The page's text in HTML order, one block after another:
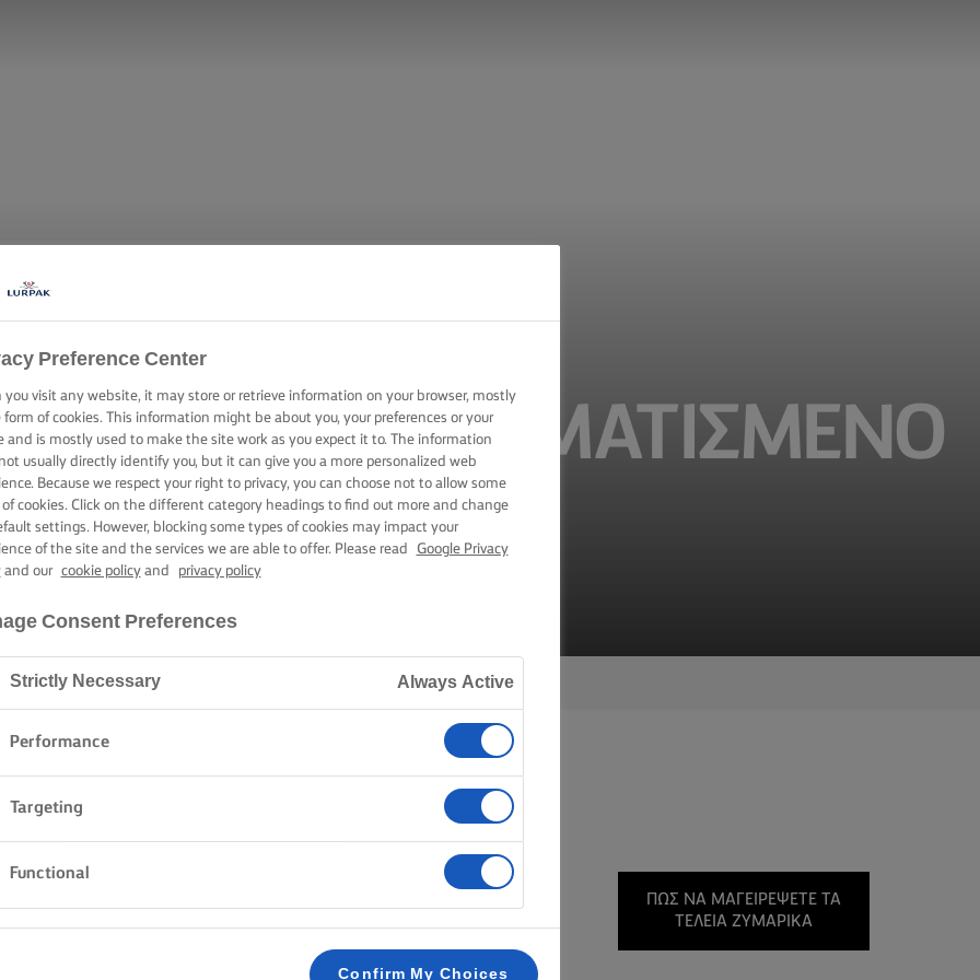
ΒΟΎΤΥΡΟ ΑΡΩΜΑΤΙΣΜΈΝΟ
ΦΑΣΚΌΜΗΛΟ
Home Συνταγές Ζυμαρικά με Βούτυρο Αρωματισμένο με Φασκόμηλο
ΜΈΘΟΔΟΣ
Βράζουμε τα ριγκατόνι σε αλατισμένο νερό για 8-9
λεπτά ή μέχρι να γίνουν αλ ντέντε.
ΠΏΣ ΝΑ ΜΑΓΕΙΡΈΨΕΤΕ ΤΑ
ΤΈΛΕΙΑ ΖΥΜΑΡΙΚΆ
Preference Center
you visit any website, it may store or retrieve information on your browser, mostly
of cookies. This information might be about you, your preferences or your
and is mostly used to make the site work as you expect it to. The information
usually directly identify you, but it can give you a more personalized web
Because we respect your right to privacy, you can choose not to allow some
cookies. Click on the different category headings to find out more and change
settings. However, blocking some types of cookies may impact your
of the site and the services we are able to offer. Please read
Google Privacy
and our cookie policyand privacy policy
Consent Preferences
Strictly Necessary Always Active
Performance
Targeting
Functional
Confirm My Choices